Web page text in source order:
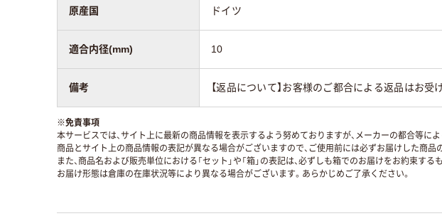
原産国 ドイツ
適合内径(mm) 10
備考 【返品について】お客様のご都合による返品はお受
※免責事項
本サービスでは、サイト上に最新の商品情報を表示するよう努めておりますが、メーカーの都合等によ
商品とサイト上の商品情報の表記が異なる場合がございますので、ご使用前には必ずお届けした商
また、商品名および販売単位における「セット」や「箱」の表記は、必ずしも箱でのお届けをお約束する
お届け形態は倉庫の在庫状況等により異なる場合がございます。あらかじめご了承ください。